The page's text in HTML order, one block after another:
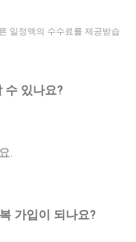
일정액의 수수료를 제공받습
수 있나요?
.
가입이 되나요?